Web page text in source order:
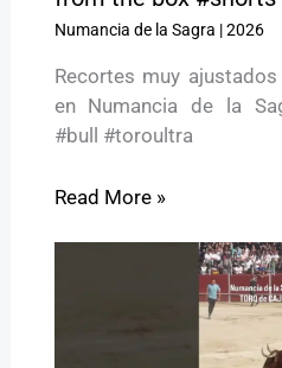
Numancia de la Sagra |2026
Recortes muy
en Numancia de la
#bull #toroultra
Read More »